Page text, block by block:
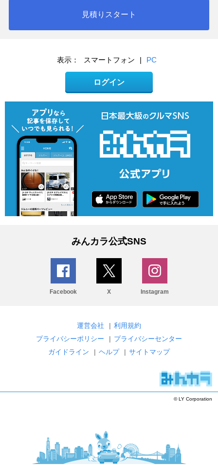
見積りスタート
表示： スマートフォン PC
ログイン
みんカラ公式SNS
Facebook X Instagram
運営会社 | 利用規約
プライバシーポリシー
| プライバシーセンター
ガイドライン
| ヘルプ | サイトマップ
© LY Corporation